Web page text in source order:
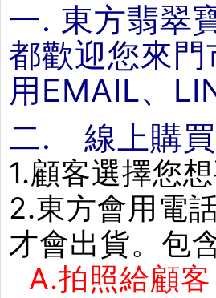
一. 東方翡翠
都歡迎您來
用EMAIL、
二. 線上購買
1.顧客選擇您
2.東方會用電
才會出貨。包
A.拍照給顧